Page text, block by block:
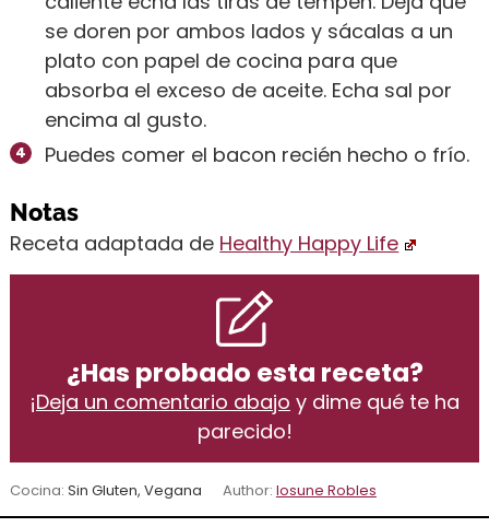
se doren por ambos lados y sácalas a un
plato con papel de cocina para que
absorba el exceso de aceite. Echa sal por
encima al gusto.
Puedes comer el bacon recién hecho o frío.
Notas
Receta adaptada de Healthy Happy Life
¿Has probado esta receta?
¡Deja un comentario abajo y dime qué te ha
parecido!
Cocina:Sin Gluten, Vegana Author: Iosune Robles